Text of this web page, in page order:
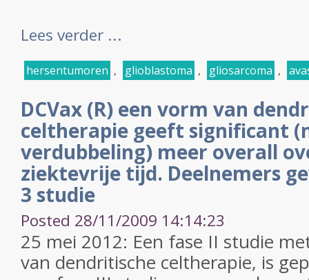
Lees verder ...
hersentumoren , glioblastoma , gliosarcoma ,
DCVax (R) een vorm van
celtherapie geeft significant
verdubbeling) meer overall
ziektevrije tijd. Deelnemers
3 studie
Posted 28/11/2009 14:14:23
25 mei 2012: Een fase II studie
van dendritische celtherapie, is